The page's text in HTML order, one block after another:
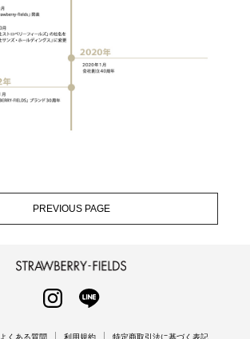
PREVIOUS PAGE
INSTAGRAM
よくある質問 利用規約 特定商取引法に基づく表記